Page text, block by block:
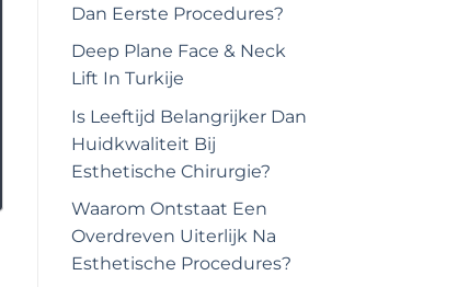
Dan Eerste Procedures?
Deep Plane Face & Neck
Lift In Turkije
Is Leeftijd Belangrijker Dan
Huidkwaliteit Bij
Esthetische Chirurgie?
Waarom Ontstaat Een
Overdreven Uiterlijk Na
Esthetische Procedures?